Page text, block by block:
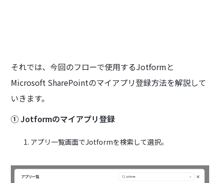
それでは、今回のフローで使用するJotformと
Microsoft SharePointのマイアプリ登録方法を解説して
いきます。
① Jotformのマイアプリ登録
アプリ一覧画面でJotformを検索して選択。